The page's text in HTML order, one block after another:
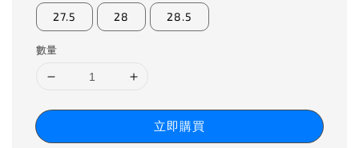
27.5 28 28.5
數量
立即購買